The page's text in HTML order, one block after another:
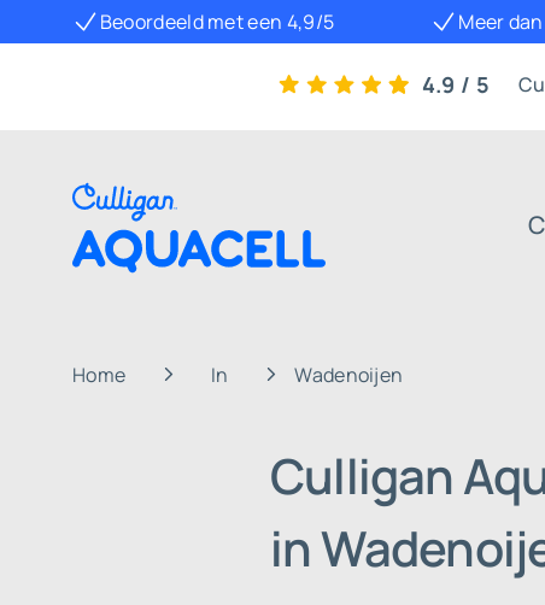
Beoordeeld met een 4,9/5 Meer
4.9 / 5
Home In Wadenoijen
Culligan
in